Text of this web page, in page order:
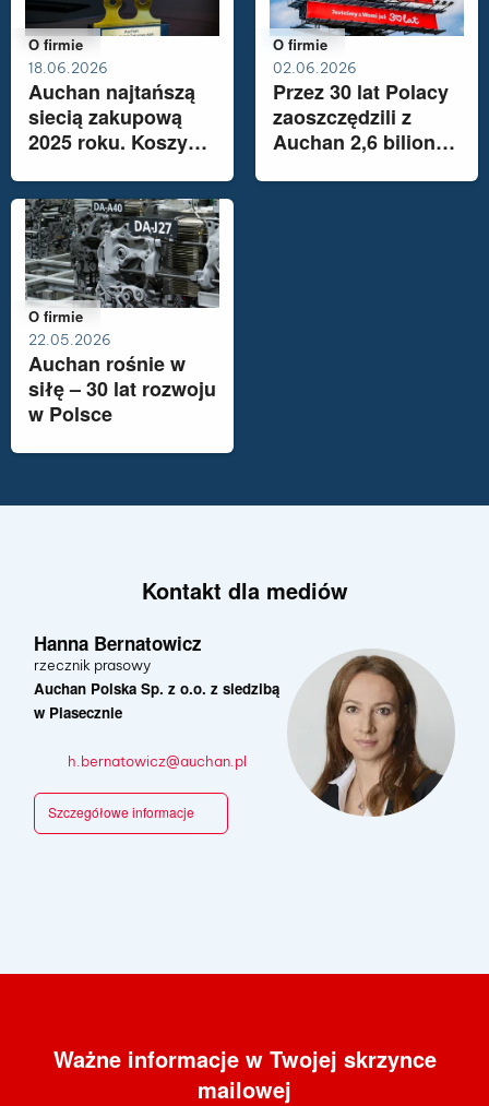
Należy do kategorii:
O firmie
18.06.2026
Auchan najtańszą
siecią zakupową
2025 roku. Koszyk
zł od średniej
rynkowej – dane
ASM Group
Należy do kategorii:
O firmie
02.06.2026
Przez 30 lat Polacy
zaoszczędzili z
Auchan 2,6 biliona.
Należy do kategorii:
O firmie
22.05.2026
Auchan rośnie w
siłę – 30 lat rozwoju
w Polsce
Kontakt dla mediów
Hanna Bernatowicz
rzecznik prasowy
Auchan Polska Sp. z o.o. z siedzibą
w Piasecznie
h.bernatowicz@auchan.pl
Szczegółowe informacje
Ważne informacje w Twojej skrzynce
mailowej